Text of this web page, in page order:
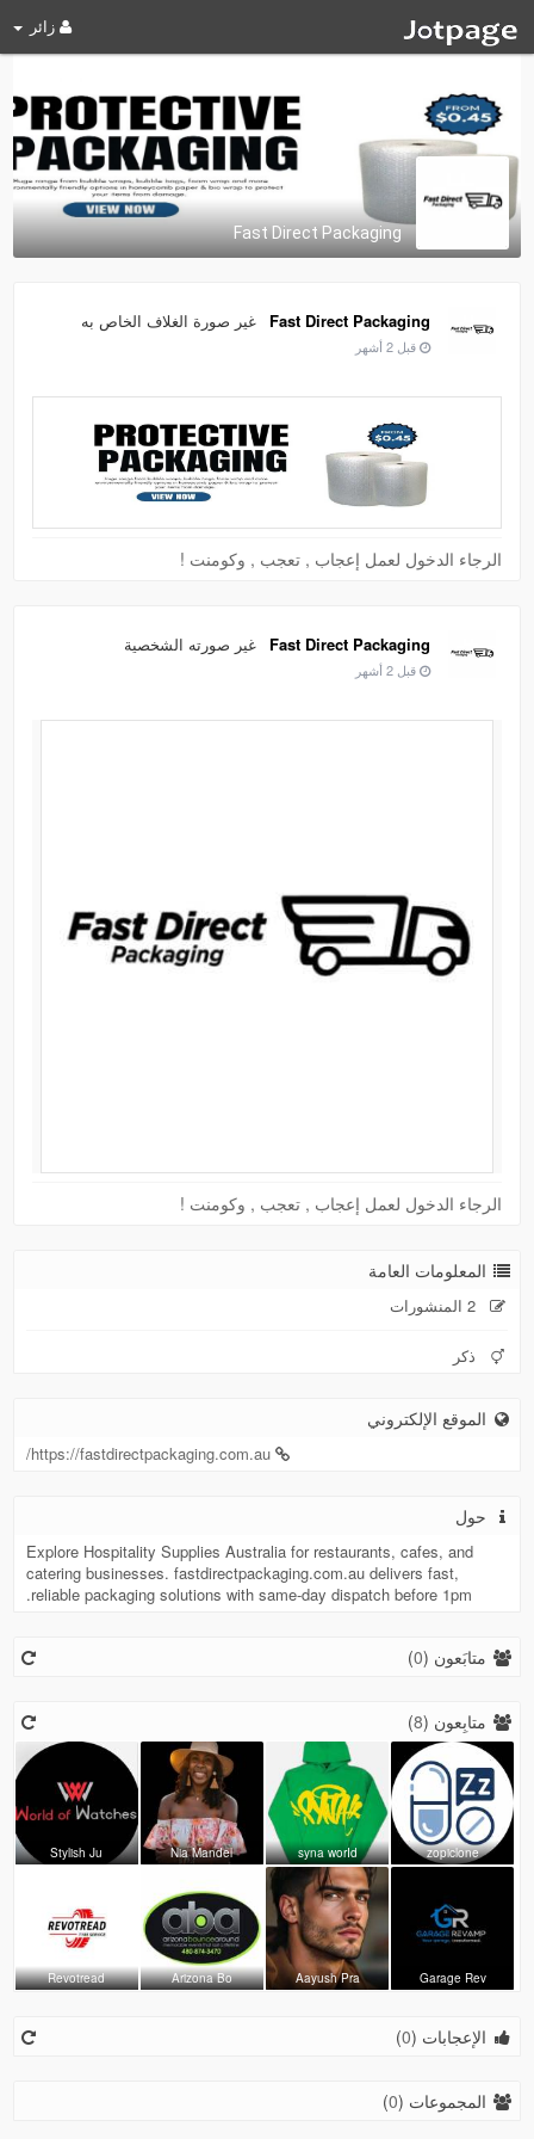
زائر
Fast Direct Packaging
Fast Direct Packaging غير صورة الغلاف الخاص به
قبل 2 أشهر
الرجاء الدخول لعمل إعجاب , تعجب , وكومنت !
Fast Direct Packaging غير صورته الشخصية
قبل 2 أشهر
الرجاء الدخول لعمل إعجاب , تعجب , وكومنت !
المعلومات العامة
2 المنشورات
ذكر
الموقع الإلكتروني
https://fastdirectpackaging.com.au/
حول
Explore Hospitality Supplies Australia for restaurants, cafes, and
catering businesses. fastdirectpackaging.com.au delivers fast,
reliable packaging solutions with same-day dispatch before 1pm.
متابَعون (0
)
متابِعون (8
)
Stylish Ju Nia Mandel syna worId zopiclone
Revotread Arizona Bo Aayush Pra Garage Rev
الإعجابات (0
)
المجموعات (0
)